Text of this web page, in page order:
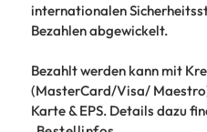
internationalen
Bezahlen abgewickelt.
Bezahlt werden kann mit
(MasterCard/Visa/
Karte & EPS. Details dazu